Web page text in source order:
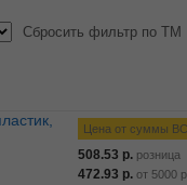
Сбросить фильтр по ТМ
Цена от суммы
508.53 р. розница
472.93 р. от 5000 р.